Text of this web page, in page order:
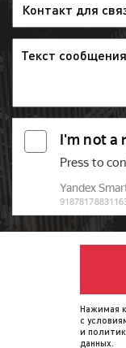
не
может
Итак, как
рекламы на
простым. В
необходимо 5-
у заказчика
если
рабочих дней.
Нажимая
с
и
данных